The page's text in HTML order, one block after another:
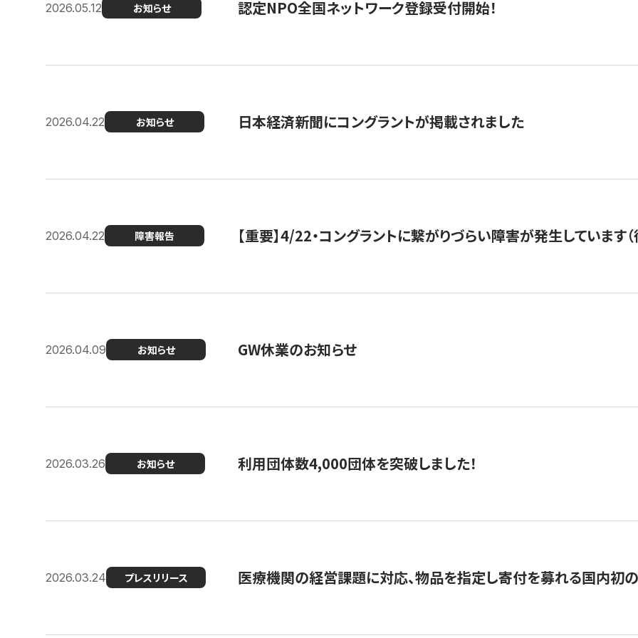
2026.05.12 お知らせ 認定NPO全国ネットワーク登録受付開始！
2026.04.22 お知らせ 日本経済新聞にコングラントが掲載されました
2026.04.22 障害報告 【重要】4/22・コングラントに繋がりづらい障害が発生しています（
2026.04.09 お知らせ GW休業のお知らせ
2026.03.26 お知らせ 利用団体数4,000団体を突破しました！
2026.03.24 プレスリリース 医療機関の経営課題に対応、物品を指定し寄付を募れる国内初の